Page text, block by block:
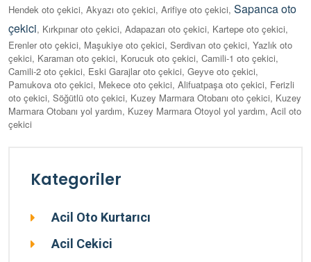
Hendek oto çekici, Akyazı oto çekici, Arifiye oto çekici, Sapanca oto
çekici, Kırkpınar oto çekici, Adapazarı oto çekici, Kartepe oto çekici,
Erenler oto çekici, Maşukiye oto çekici, Serdivan oto çekici, Yazlık oto
çekici, Karaman oto çekici, Korucuk oto çekici, Camili-1 oto çekici,
Camili-2 oto çekici, Eski Garajlar oto çekici, Geyve oto çekici,
Pamukova oto çekici, Mekece oto çekici, Alifuatpaşa oto çekici, Ferizli
oto çekici, Söğütlü oto çekici, Kuzey Marmara Otobanı oto çekici, Kuzey
Marmara Otobanı yol yardım, Kuzey Marmara Otoyol yol yardım, Acil oto
çekici
Kategoriler
Acil Oto Kurtarıcı
Acil Cekici